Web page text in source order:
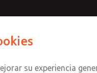
su experiencia